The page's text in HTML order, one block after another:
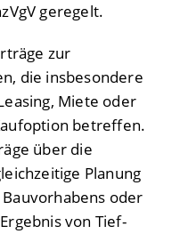
geregelt.
zur
die insbesondere
Miete oder
betreffen.
über die
Planung
oder
von Tief-